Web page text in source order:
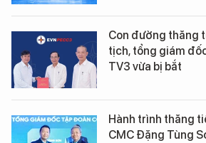
Con đường thăng
tịch, tổng giám
TV3 vừa bị bắt
Hành trình thăng
CMC Đặng Tùng